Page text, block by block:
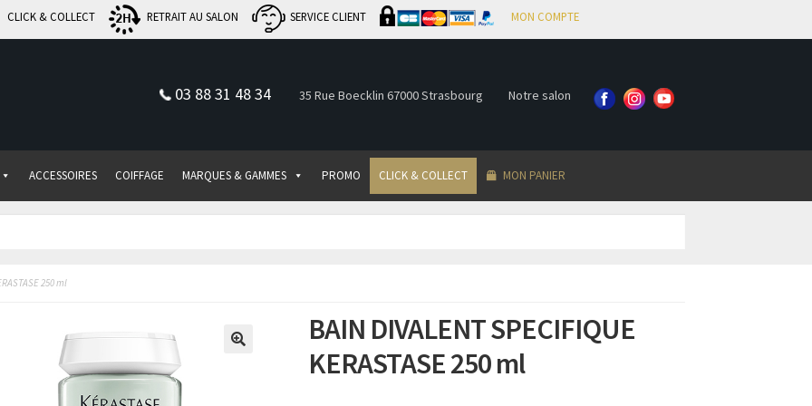
CLICK & COLLECT RETRAIT AU SALON SERVICE CLIENT MON COMPTE
03 88 31 48 34 35 Rue Boecklin 67000 Strasbourg Notre salon
ACCESSOIRES COIFFAGE MARQUES & GAMMES PROMO CLICK & COLLECT MON PANIER
250 ml
BAIN DIVALENT SPECIFIQUE
KERASTASE 250 ml